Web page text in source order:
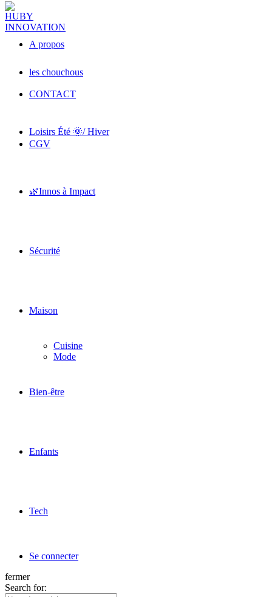
A propos
CONTACT
CGV
les chouchous
Loisirs Été 🌞/ Hiver
🌿Innos à Impact
Sécurité
Maison
Cuisine
Mode
Bien-être
Enfants
Tech
Se connecter
fermer
Search for: